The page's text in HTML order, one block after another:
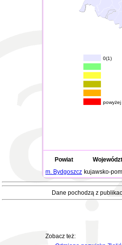
0(1)
powyżej
Powiat
m. Bydgoszcz kujawsko-
Dane pochodzą z
Zobacz też: